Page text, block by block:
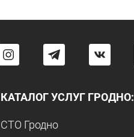
КАТАЛОГ УСЛУГ ГРОДНО:
СТО Гродно